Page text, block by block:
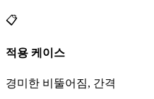
📋
적용 케이스
경미한 비뚤어짐, 간격